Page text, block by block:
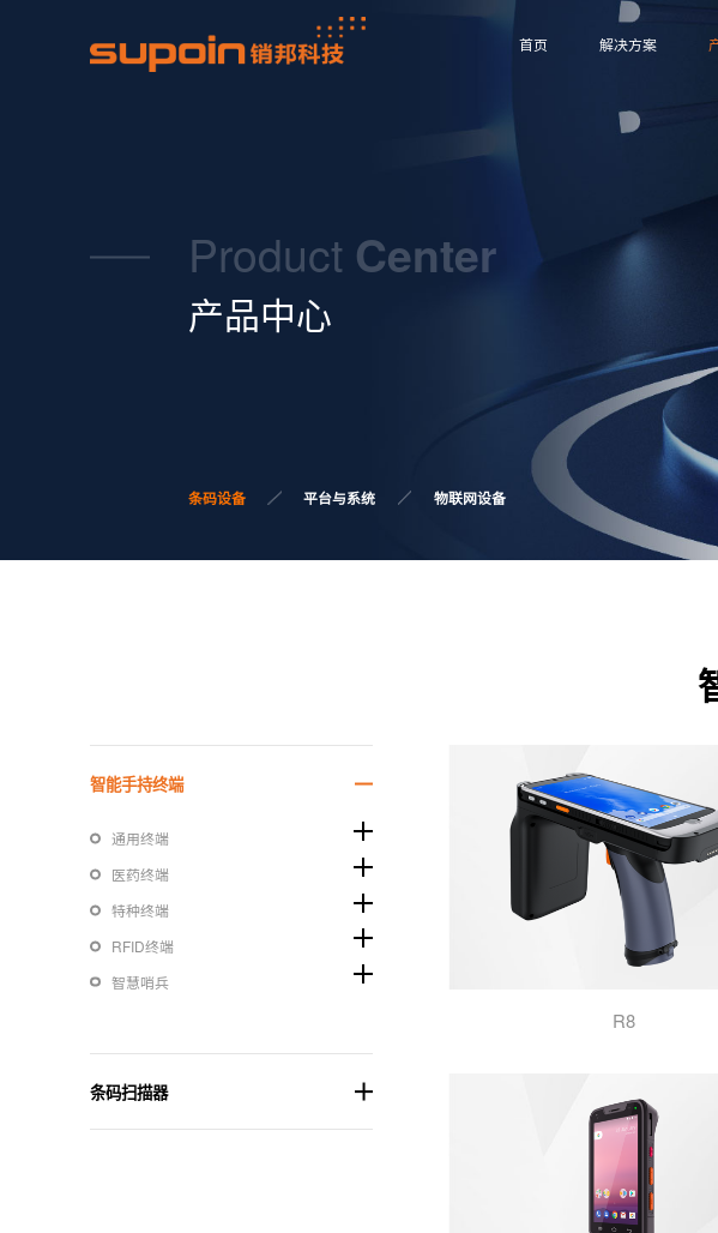
首页 解决方案
Product Center
产品中心
条码设备 平台与系统 物联网设备
智能手持终端
通用终端
医药终端
特种终端
RFID终端
智慧哨兵
条码扫描器
R8